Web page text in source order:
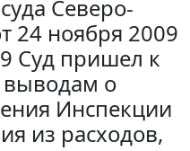
Северо-
24 ноября 2009
Суд пришел к
о
Инспекции
из расходов,